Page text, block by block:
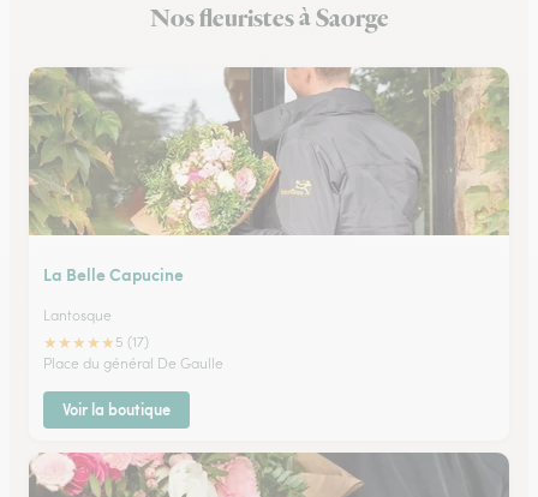
Fleuristes à Peymeinade
Nos fleuristes à Saorge
La Belle Capucine
Lantosque
★★★★★ 5 (17)
Place du général De Gaulle
Voir la boutique